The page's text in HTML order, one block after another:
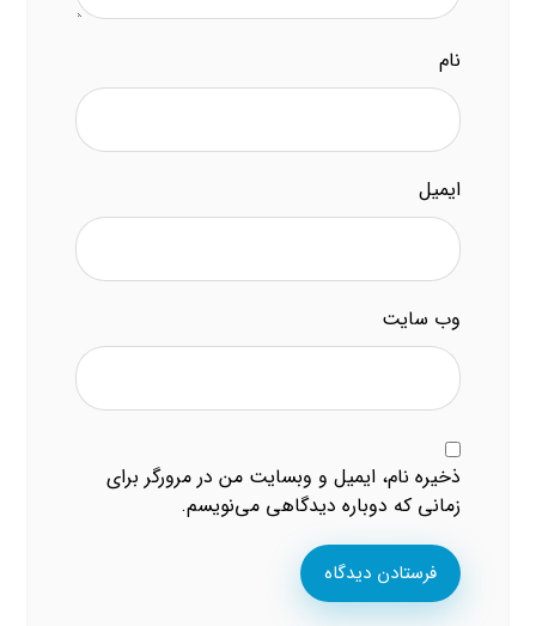
نام
ایمیل
وب‌ سایت
ذخیره نام، ایمیل و وبسایت من در مرورگر برای
زمانی که دوباره دیدگاهی می‌نویسم.
فرستادن دیدگاه